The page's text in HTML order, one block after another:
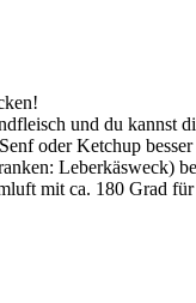
und du kannst
oder Ketchup
Leberkäsweck)
mit ca. 180 Grad